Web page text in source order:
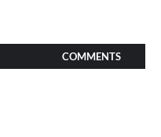
COMMENTS